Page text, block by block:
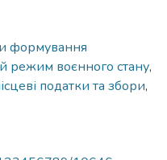
формування
режим воєнного стану,
податки та збори,